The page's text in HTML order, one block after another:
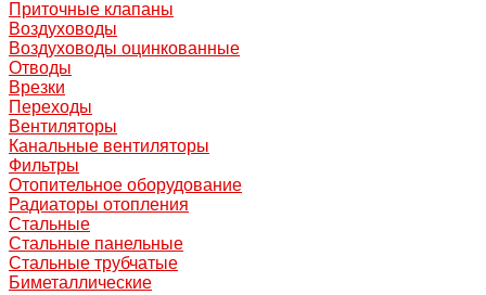
Приточные клапаны
Воздуховоды
Воздуховоды оцинкованные
Отводы
Врезки
Переходы
Вентиляторы
Канальные вентиляторы
Фильтры
Отопительное оборудование
Радиаторы отопления
Стальные
Стальные панельные
Стальные трубчатые
Биметаллические